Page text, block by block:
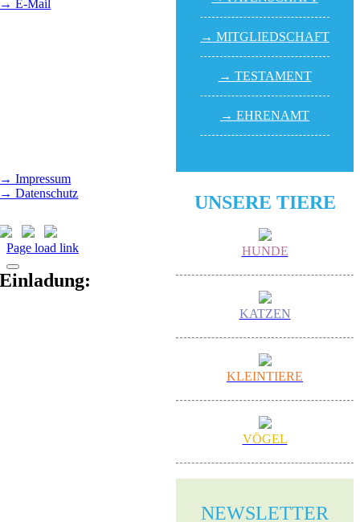
→ MITGLIED­SCHAFT
→ TESTA­MENT
→ EHREN­AMT
UNSERE TIERE
HUNDE
KATZEN
KLEINTIERE
VÖGEL
NEWS­LETTER
→ E-Mail
→ Impressum
→ Datenschutz
Page load link
Einladung: